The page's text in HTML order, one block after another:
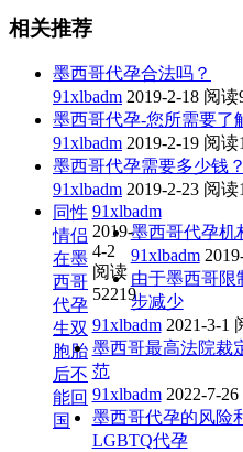
相关推荐
墨西哥代孕合法吗？
91xlbadm 2019-2-18 阅读
墨西哥代孕-您所需要了
91xlbadm 2019-2-19 阅读
墨西哥代孕需要多少钱
91xlbadm 2019-2-23 阅读
同性
情侣
在墨
西哥
代孕
生双
胞胎
后不
能回
国
91xlbadm
2019-
4-2
阅读
52219
墨西哥代孕机
91xlbadm
由于墨西哥限
步减少
91xlbadm 2021-3-1
墨西哥最高法院裁
范
91xlbadm 2022-7-26
墨西哥代孕的风险
LGBTQ代孕